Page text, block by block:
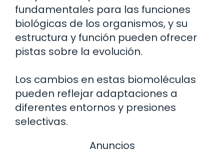
fundamentales para las funciones
biológicas de los organismos, y su
estructura y función pueden ofrecer
pistas sobre la evolución.
Los cambios en estas biomoléculas
pueden reflejar adaptaciones a
diferentes entornos y presiones
selectivas.
Anuncios